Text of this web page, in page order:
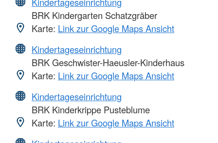
BRK Kindergarten Schatzgräber
Karte: Link zur Google Maps Ansicht
Kindertageseinrichtung
BRK Geschwister-Haeusler-Kinderhaus
Karte: Link zur Google Maps Ansicht
Kindertageseinrichtung
BRK Kinderkrippe Pusteblume
Karte: Link zur Google Maps Ansicht